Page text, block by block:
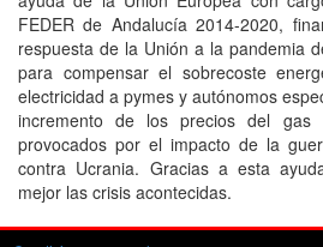
FEDER de Andalucía 2014-2020,
respuesta de la Unión a la pandemia
para compensar el sobrecoste
electricidad a pymes y autónomos
incremento de los precios del gas
provocados por el impacto de la
contra Ucrania. Gracias a esta
mejor las crisis acontecidas.